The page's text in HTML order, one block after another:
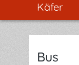
Käfer
Bus